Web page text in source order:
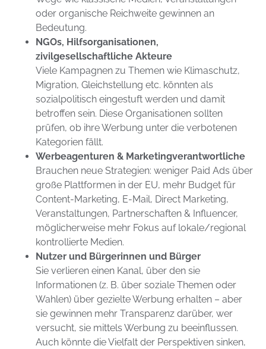
oder organische Reichweite gewinnen an
Bedeutung.
NGOs, Hilfsorganisationen,
zivilgesellschaftliche Akteure
Viele Kampagnen zu Themen wie Klimaschutz,
Migration, Gleichstellung etc. könnten als
sozialpolitisch eingestuft werden und damit
betroffen sein. Diese Organisationen sollten
prüfen, ob ihre Werbung unter die verbotenen
Kategorien fällt.
Werbeagenturen & Marketingverantwortliche
Brauchen neue Strategien: weniger Paid Ads über
große Plattformen in der EU, mehr Budget für
Content-Marketing, E-Mail, Direct Marketing,
Veranstaltungen, Partnerschaften & Influencer,
möglicherweise mehr Fokus auf lokale/regional
kontrollierte Medien.
Nutzer und Bürgerinnen und Bürger
Sie verlieren einen Kanal, über den sie
Informationen (z. B. über soziale Themen oder
Wahlen) über gezielte Werbung erhalten – aber
sie gewinnen mehr Transparenz darüber, wer
versucht, sie mittels Werbung zu beeinflussen.
Auch könnte die Vielfalt der Perspektiven sinken,